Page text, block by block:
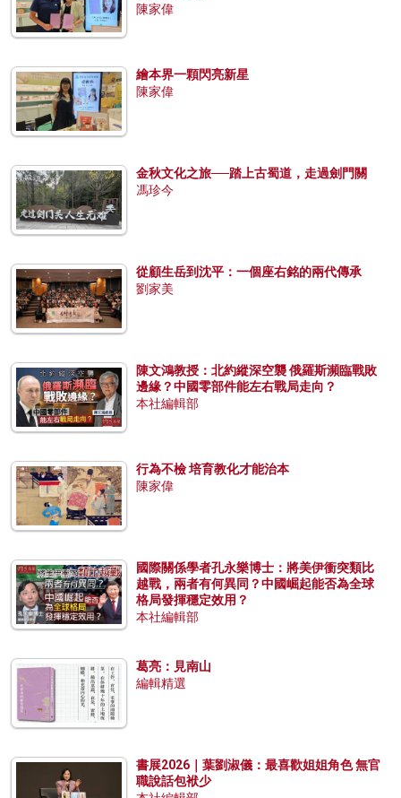
陳家偉
繪本界一顆閃亮新星
陳家偉
金秋文化之旅──踏上古蜀道，走過劍門關
馮珍今
從顧生岳到沈平：一個座右銘的兩代傳承
劉家美
陳文鴻教授：北約縱深空襲 俄羅斯瀕臨戰敗
邊緣？中國零部件能左右戰局走向？
本社編輯部
行為不檢 培育教化才能治本
陳家偉
國際關係學者孔永樂博士：將美伊衝突類比
越戰，兩者有何異同？中國崛起能否為全球
格局發揮穩定效用？
本社編輯部
葛亮：見南山
編輯精選
書展2026｜葉劉淑儀：最喜歡姐姐角色 無官
職說話包袱少